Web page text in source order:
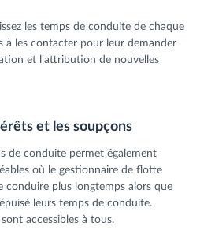
les temps de conduite de chaque
à les contacter pour leur demander
et l'attribution de nouvelles
et les soupçons
de conduite permet également
où le gestionnaire de flotte
conduire plus longtemps alors que
leurs temps de conduite.
accessibles à tous.